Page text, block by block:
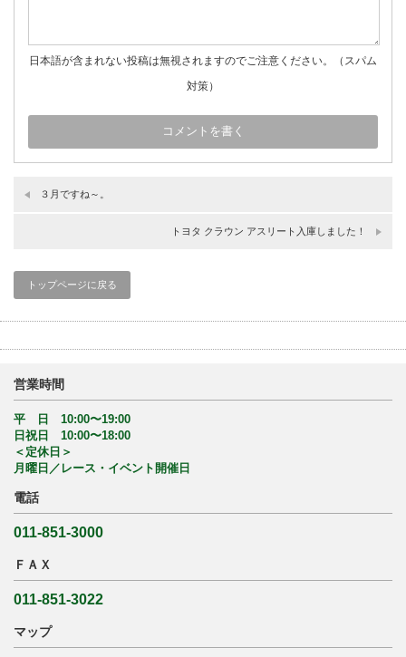
日本語が含まれない投稿は無視されますのでご注意ください。（スパム
対策）
３月ですね～。
トヨタ クラウン アスリート入庫しました！
トップページに戻る
営業時間
平 日 10:00〜19:00
日祝日 10:00〜18:00
＜定休日＞
月曜日／レース・イベント開催日
電話
011-851-3000
ＦＡＸ
011-851-3022
マップ